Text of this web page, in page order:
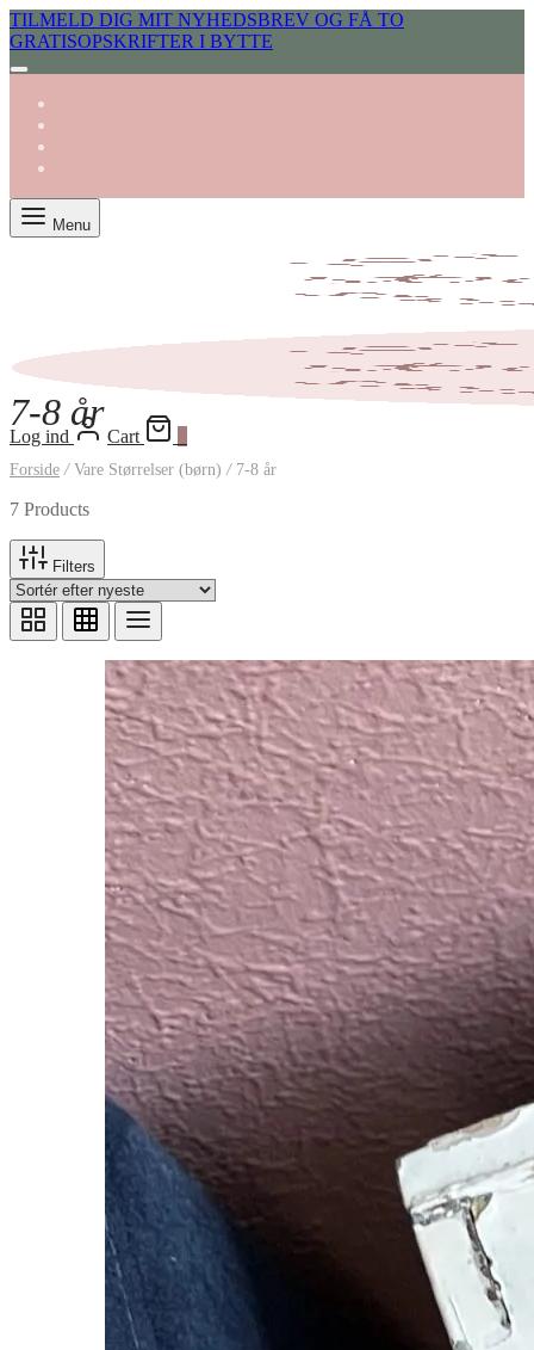
TILMELD DIG MIT NYHEDSBREV OG FÅ TO
GRATISOPSKRIFTER I BYTTE
Menu
Log ind Cart
7-8 år
Forside /Vare Størrelser (børn) /7-8 år
7 Products
Filters